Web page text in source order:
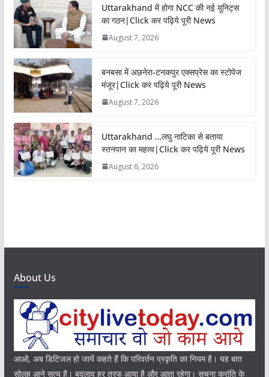
Uttarakhand में होगा NCC की नई यूनिट्स
का गठन|Click कर पढ़िये पूरी News
August 7, 2026
बनबसा में अछनेरा-टनकपुर एक्सप्रेस का स्टोपेज
मंजूर|Click कर पढ़िये पूरी News
August 7, 2026
Uttarakhand …लघु नाटिका से बताया
स्तनपान का महत्व|Click कर पढ़िये पूरी News
August 6, 2026
About Us
आओ, अब डिटिजल हो जायें कहते हैं कि परिवर्तन प्रकृति का नियम है। यह बात
सोलह आने सत्य है। बदलाव हर तरफ आया है और आता रहेगा। सूचना क्रांति के